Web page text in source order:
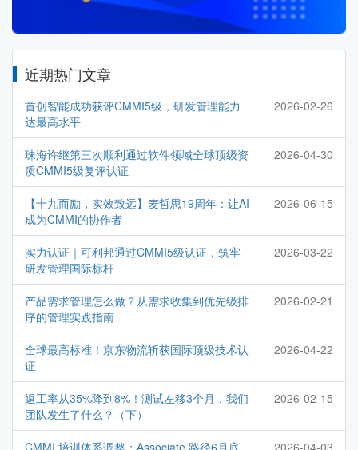
近期热门文章
首创智能成功获评CMMI5级，研发管理能力
达最高水平
2026-02-26
珠海许继第三次顺利通过软件领域全球顶级资
质CMMI5级复评认证
2026-04-30
【十九而励，实效致远】麦哲思19周年：让AI
成为CMMI的协作者
2026-06-15
实力认证｜可利邦通过CMMI5级认证，筑牢
研发管理国际标杆
2026-03-22
产品需求管理怎么做？从需求收集到优先级排
序的管理实践指南
2026-02-21
全球最高标准！京东物流斩获国际顶级技术认
证
2026-04-22
返工率从35%降到8%！测试左移3个月，我们
团队发生了什么？（下）
2026-02-15
CMMI 培训体系调整：Associate 路径6月底 2026-04-03